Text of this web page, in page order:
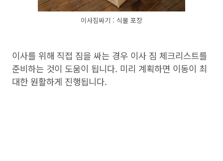
이사짐싸기 : 식물 포장
이사를 위해 직접 짐을 싸는 경우 이사 짐 체크리스트를
준비하는 것이 도움이 됩니다. 미리 계획하면 이동이 최
대한 원활하게 진행됩니다.